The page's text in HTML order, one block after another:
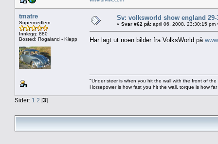
tmatre
Supermedlem
Innlegg: 880
Bosted: Rogaland - Klepp
Sv: volksworld show england 29-
« Svar #62 på: april 06, 2008, 23:30:15 pm
Har lagt ut noen bilder fra VolksWorld på
"Under steer is when you hit the wall with the front of
Horsepower is how fast you hit the wall, torque is how
Sider: 1 2 [3]